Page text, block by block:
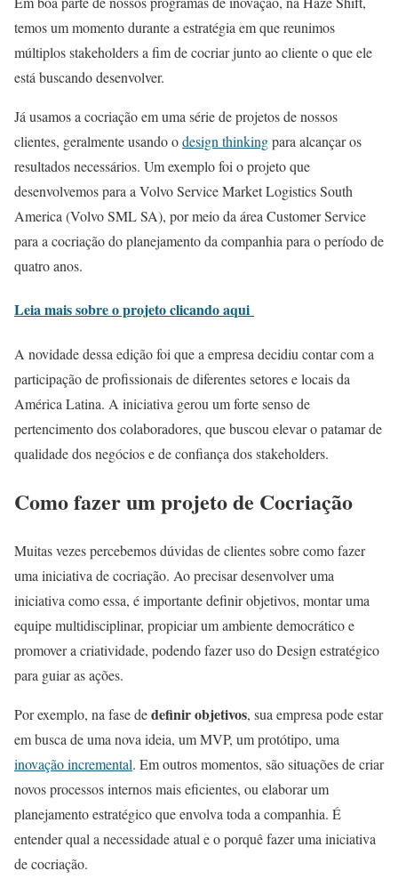
temos um momento durante a estratégia em que reunimos
múltiplos stakeholders a fim de cocriar junto ao cliente o que ele
está buscando desenvolver.
Já usamos a cocriação em uma série de projetos de nossos
clientes, geralmente usando odesign thinkingpara alcançar os
resultados necessários. Um exemplo foi o projeto que
desenvolvemos para a Volvo Service Market Logistics South
America (Volvo SML SA), por meio da área Customer Service
para a cocriação do planejamento da companhia para o período de
quatro anos.
Leia mais sobre o projeto clicando aqui
A novidade dessa edição foi que a empresa decidiu contar com a
participação de profissionais de diferentes setores e locais da
América Latina. A iniciativa gerou um forte senso de
pertencimento dos colaboradores, que buscou elevar o patamar de
qualidade dos negócios e de confiança dos stakeholders.
Como fazer um projeto de Cocriação
Muitas vezes percebemos dúvidas de clientes sobre como fazer
uma iniciativa de cocriação. Ao precisar desenvolver uma
iniciativa como essa, é importante definir objetivos, montar uma
equipe multidisciplinar, propiciar um ambiente democrático e
promover a criatividade, podendo fazer uso do Design estratégico
para guiar as ações.
Por exemplo, na fase dedefinir objetivos, sua empresa pode estar
em busca de uma nova ideia, um MVP, um protótipo, uma
inovação incremental. Em outros momentos, são situações de criar
novos processos internos mais eficientes, ou elaborar um
planejamento estratégico que envolva toda a companhia. É
entender qual a necessidade atual e o porquê fazer uma iniciativa
de cocriação.